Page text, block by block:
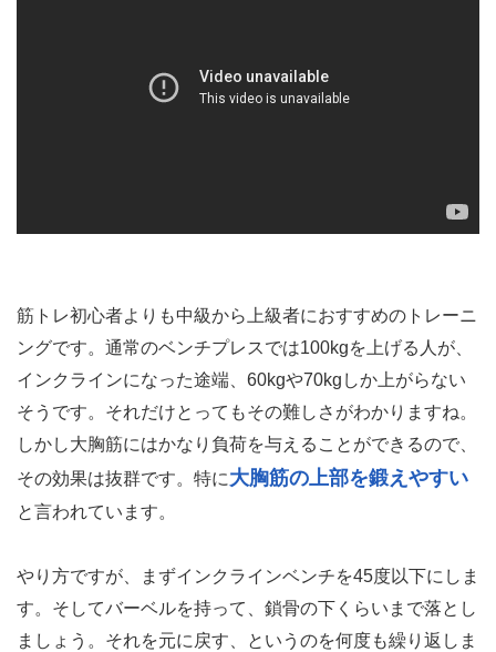
筋トレ初心者よりも中級から上級者におすすめのトレーニ
ングです。通常のベンチプレスでは100kgを上げる人が、
インクラインになった途端、60kgや70kgしか上がらない
そうです。それだけとってもその難しさがわかりますね。
しかし大胸筋にはかなり負荷を与えることができるので、
その効果は抜群です。特に大胸筋の上部を鍛えやすい
と言われています。
やり方ですが、まずインクラインベンチを45度以下にしま
す。そしてバーベルを持って、鎖骨の下くらいまで落とし
ましょう。それを元に戻す、というのを何度も繰り返しま